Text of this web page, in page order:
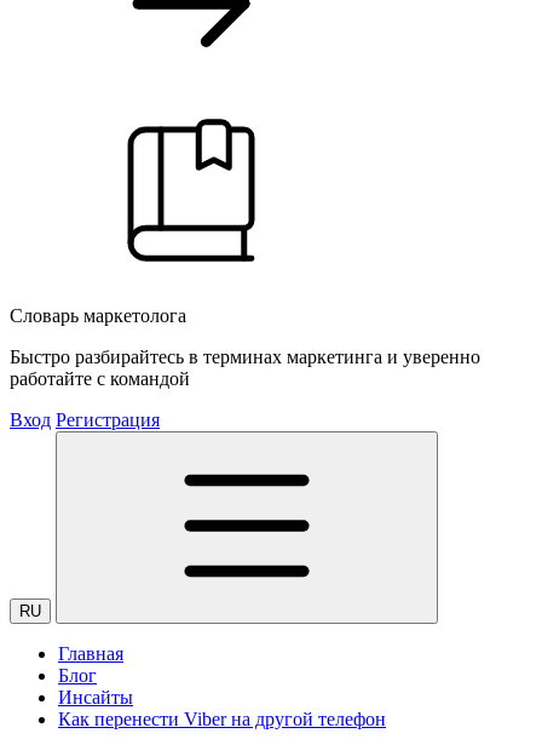
Словарь маркетолога
Быстро разбирайтесь в терминах маркетинга и уверенно
работайте с командой
Вход Регистрация
RU
Главная
Блог
Инсайты
Как перенести Viber на другой телефон